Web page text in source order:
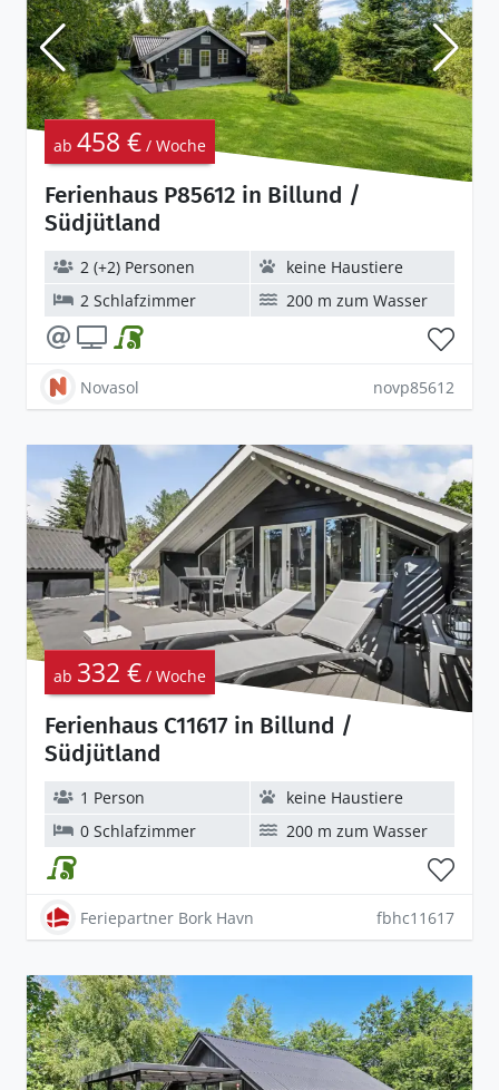
Ferienhaus P85612 in Billund /
Südjütland
ab 458 € / Woche
2 (+2) Personen
keine Haustiere
2 Schlafzimmer
200 m zum Wasser
Novasol novp85612
Ferienhaus C11617 in Billund /
Südjütland
ab 332 € / Woche
1 Person
keine Haustiere
0 Schlafzimmer
200 m zum Wasser
Feriepartner Bork Havn fbhc11617